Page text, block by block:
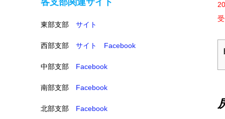
各支部関連サイト
東部支部 サイト
西部支部 サイト Facebook
中部支部 Facebook
南部支部 Facebook
北部支部 Facebook